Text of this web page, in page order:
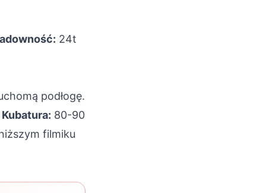
24t
podłogę.
Kubatura: 80-90
filmiku